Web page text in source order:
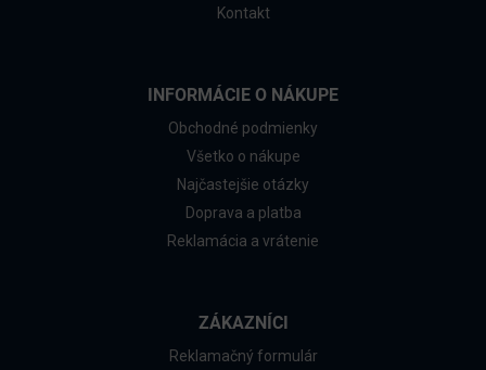
Kontakt
INFORMÁCIE O NÁKUPE
Obchodné podmienky
Všetko o nákupe
Najčastejšie otázky
Doprava a platba
Reklamácia a vrátenie
ZÁKAZNÍCI
Reklamačný formulár